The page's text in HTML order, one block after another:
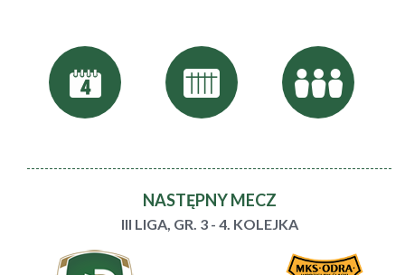
NASTĘPNY MECZ
III LIGA, GR. 3 - 4. KOLEJKA